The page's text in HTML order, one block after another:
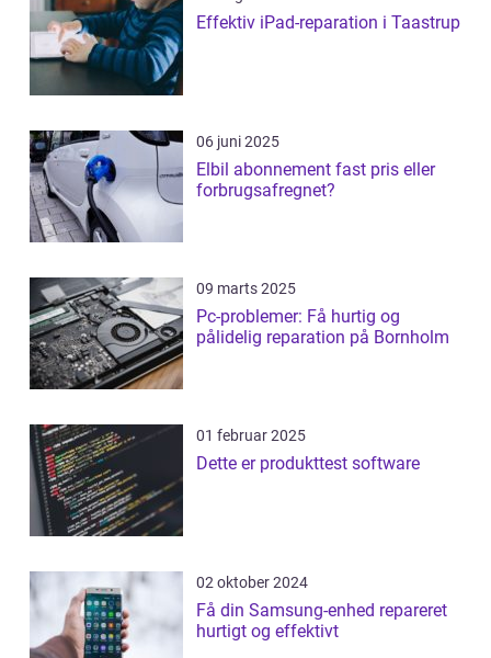
Effektiv iPad-reparation i Taastrup
06 juni 2025
Elbil abonnement fast pris eller
forbrugsafregnet?
09 marts 2025
Pc-problemer: Få hurtig og
pålidelig reparation på Bornholm
01 februar 2025
Dette er produkttest software
02 oktober 2024
Få din Samsung-enhed repareret
hurtigt og effektivt